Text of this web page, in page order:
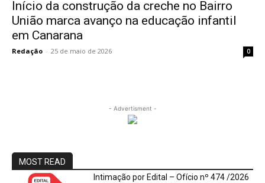
Início da construção da creche no Bairro
União marca avanço na educação infantil
em Canarana
Redação - 25 de maio de 2026 0
- Advertisment -
MOST READ
Intimação por Edital – Ofício nº 474 /2026